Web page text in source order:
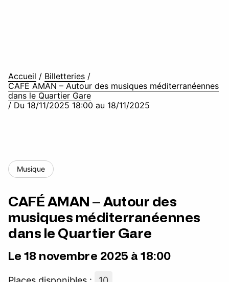
Accueil / Billetteries /
CAFÉ AMAN – Autour des musiques méditerranéennes
dans le Quartier Gare
/ Du 18/11/2025 18:00 au 18/11/2025
Musique
CAFÉ AMAN – Autour des
musiques méditerranéennes
dans le Quartier Gare
Le 18 novembre 2025 à 18:00